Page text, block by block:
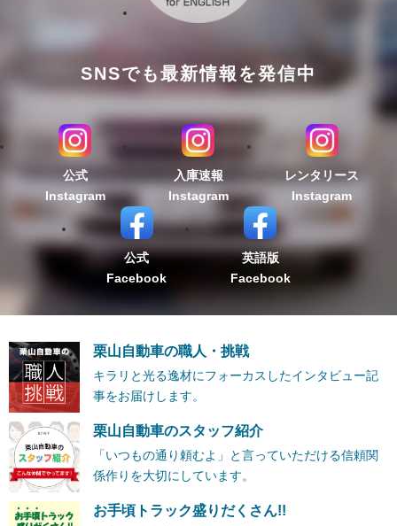
SNSでも最新情報を発信中
公式
Instagram
入庫速報
Instagram
レンタリース
Instagram
公式
Facebook
英語版
Facebook
栗山自動車の職人・挑戦
キラリと光る逸材にフォーカスしたインタビュー記
事をお届けします。
栗山自動車のスタッフ紹介
「いつもの通り頼むよ」と言っていただける信頼関
係作りを大切にしています。
お手頃トラック盛りだくさん!!